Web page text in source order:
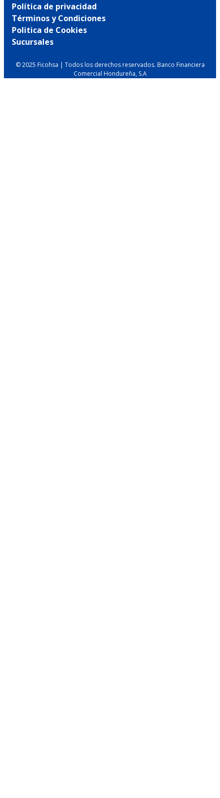
Política de privacidad
Términos y Condiciones
Politica de Cookies
Sucursales
© 2025 Ficohsa | Todos los derechos reservados. Banco Financiera
Comercial Hondureña, S.A